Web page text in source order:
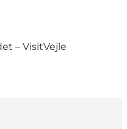
– VisitVejle